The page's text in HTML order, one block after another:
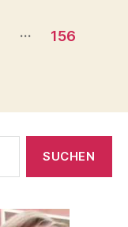
…
156